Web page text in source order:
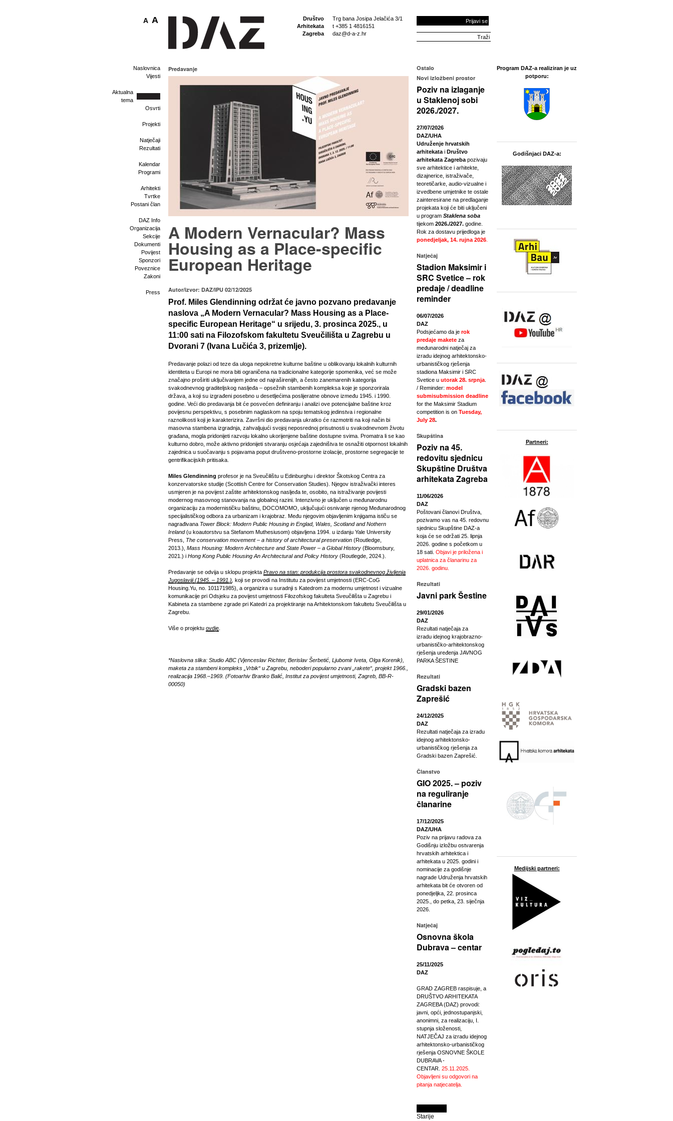
Društvo
Arhitekata
Zagreba
Trg bana Josipa Jelačića 3/1
t +385 1 4816151
daz@d-a-z.hr
Prijavi se
A A
Naslovnica
Vijesti
Aktualna
tema
Osvrti
Projekti
Natječaji
Rezultati
Kalendar
Programi
Arhitekti
Tvrtke
Postani član
DAZ Info
Organizacija
Sekcije
Dokumenti
Povijest
Sponzori
Poveznice
Zakoni
Press
Predavanje
A Modern Vernacular? Mass
Housing as a Place-specific
European Heritage
Autor/izvor: DAZ/IPU 02/12/2025
Prof. Miles Glendinning održat će javno pozvano predavanje
naslova „A Modern Vernacular? Mass Housing as a Place-
specific European Heritage“ u srijedu, 3. prosinca 2025., u
11:00 sati na Filozofskom fakultetu Sveučilišta u Zagrebu u
Dvorani 7 (Ivana Lučića 3, prizemlje).
Predavanje polazi od teze da uloga nepokretne kulturne baštine u oblikovanju lokalnih kulturnih
identiteta u Europi ne mora biti ograničena na tradicionalne kategorije spomenika, već se može
značajno proširiti uključivanjem jedne od najraširenijih, a često zanemarenih kategorija
svakodnevnog graditeljskog nasljeđa – opsežnih stambenih kompleksa koje je sponzorirala
država, a koji su izgrađeni posebno u desetljećima poslijeratne obnove između 1945. i 1990.
godine. Veći dio predavanja bit će posvećen definiranju i analizi ove potencijalne baštine kroz
povijesnu perspektivu, s posebnim naglaskom na spoju tematskog jedinstva i regionalne
raznolikosti koji je karakterizira. Završni dio predavanja ukratko će razmotriti na koji način bi
masovna stambena izgradnja, zahvaljujući svojoj neposrednoj prisutnosti u svakodnevnom životu
građana, mogla pridonijeti razvoju lokalno ukorijenjene baštine dostupne svima. Promatra li se kao
kulturno dobro, može aktivno pridonijeti stvaranju osjećaja zajedništva te osnažiti otpornost lokalnih
zajednica u suočavanju s pojavama poput društveno-prostorne izolacije, prostorne segregacije te
gentrifikacijskih pritisaka.
Miles Glendinning profesor je na Sveučilištu u Edinburghu i direktor Škotskog Centra za
konzervatorske studije (Scottish Centre for Conservation Studies). Njegov istraživački interes
usmjeren je na povijest zaštite arhitektonskog nasljeđa te, osobito, na istraživanje povijesti
modernog masovnog stanovanja na globalnoj razini. Intenzivno je uključen u međunarodnu
organizaciju za modernističku baštinu, DOCOMOMO, uključujući osnivanje njenog Međunarodnog
specijalističkog odbora za urbanizam i krajobraz. Među njegovim objavljenim knjigama ističu se
nagrađivana Tower Block: Modern Public Housing in Englad, Wales, Scotland and Nothern
Ireland(u koautorstvu sa Stefanom Muthesiusom) objavljena 1994. u izdanju Yale University
Press, The conservation movement – a history of architectural preservation (Routledge,
2013.), Mass Housing: Modern Architecture and State Power – a Global History (Bloomsbury,
2021.) i Hong Kong Public Housing An Architectural and Policy History (Routlegde, 2024.).
Predavanje se odvija u sklopu projekta Pravo na stan: produkcija prostora svakodnevnog življenja
Jugoslaviji (1945. – 1991.) koji se provodi na Institutu za povijest umjetnosti (ERC-CoG
Housing.Yu, no. 101171985), a organizira u suradnji s Katedrom za modernu umjetnost i vizualne
komunikacije pri Odsjeku za povijest umjetnosti Filozofskog fakulteta Sveučilišta u Zagrebu i
Kabineta za stambene zgrade pri Katedri za projektiranje na Arhitektonskom fakultetu Sveučilišta u
Zagrebu.
Više o projektu ovdje
*Naslovna slika: Studio ABC (Vjenceslav Richter, Berislav Šerbetić, Ljubomir Iveta, Olga Korenik),
maketa za stambeni kompleks „Vrbik“ u Zagrebu, neboderi popularno zvani „rakete“, projekt 1966.,
realizacija 1968.–1969. (Fotoarhiv Branko Balić, Institut za povijest umjetnosti, Zagreb, BB-R-
00050)
Ostalo
Novi izložbeni prostor
Poziv na izlaganje
u Staklenoj sobi
2026./2027.
27/07/2026
DAZ/UHA
Udruženje hrvatskih
arhitekata i Društvo
arhitekata Zagreba pozivaju
sve arhitektice i arhitekte,
dizajnerice, istraživače,
teoretičarke, audio-vizualne i
izvedbene umjetnike te ostale
zainteresirane na predlaganje
projekata koji će biti uključeni
u program Staklena soba
tijekom 2026./2027. godine.
Rok za dostavu prijedloga je
ponedjeljak, 14. rujna 2026
Natječaj
Stadion Maksimir i
SRC Svetice – rok
predaje / deadline
reminder
06/07/2026
DAZ
Podsjećamo da je rok
predaje makete za
međunarodni natječaj za
izradu idejnog arhitektonsko-
urbanističkog rješenja
stadiona Maksimir i SRC
Svetice u utorak 28. srpnja
/ Reminder: model
submisubmission deadline
for the Maksimir Stadium
competition is on Tuesday,
July 28.
Skupština
Poziv na 45.
redovitu sjednicu
Skupštine Društva
arhitekata Zagreba
11/06/2026
DAZ
Poštovani članovi Društva,
pozivamo vas na 45. redovnu
sjednicu Skupštine DAZ-a
koja će se održati 25. lipnja
2026. godine s početkom u
18 sati. Objavi je priložena i
uplatnica za članarinu za
2026. godinu.
Rezultati
Javni park Šestine
29/01/2026
DAZ
Rezultati natječaja za
izradu idejnog krajobrazno-
urbanističko-arhitektonskog
rješenja uređenja JAVNOG
PARKA ŠESTINE
Rezultati
Gradski bazen
Zaprešić
24/12/2025
DAZ
Rezultati natječaja za izradu
idejnog arhitektonsko-
urbanističkog rješenja za
Gradski bazen Zaprešić.
Članstvo
GIO 2025. – poziv
na reguliranje
članarine
17/12/2025
DAZ/UHA
Poziv na prijavu radova za
Godišnju izložbu ostvarenja
hrvatskih arhitektica i
arhitekata u 2025. godini i
nominacije za godišnje
nagrade Udruženja hrvatskih
arhitekata bit će otvoren od
ponedjeljka, 22. prosinca
2025., do petka, 23. siječnja
2026.
Natječaj
Osnovna škola
Dubrava – centar
25/11/2025
DAZ
GRAD ZAGREB raspisuje, a
DRUŠTVO ARHITEKATA
ZAGREBA (DAZ) provodi:
javni, opći, jednostupanjski,
anonimni, za realizaciju, I.
stupnja složenosti,
NATJEČAJ za izradu idejnog
arhitektonsko-urbanističkog
rješenja OSNOVNE ŠKOLE
DUBRAVA -
CENTAR. 25.11.2025.
Objavljeni su odgovori na
pitanja natjecatelja.
Starije
Program DAZ-a realiziran je uz
potporu:
Godišnjaci DAZ-a:
Partneri:
Medijski partneri: